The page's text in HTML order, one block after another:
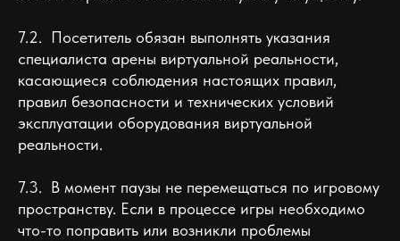
7.2. Посетитель обязан выполнять указания
специалиста арены виртуальной реальности,
касающиеся соблюдения настоящих правил,
правил безопасности и технических условий
эксплуатации оборудования виртуальной
реальности.
7.3. В момент паузы не перемещаться по игровому
пространству. Если в процессе игры необходимо
что-то поправить или возникли проблемы